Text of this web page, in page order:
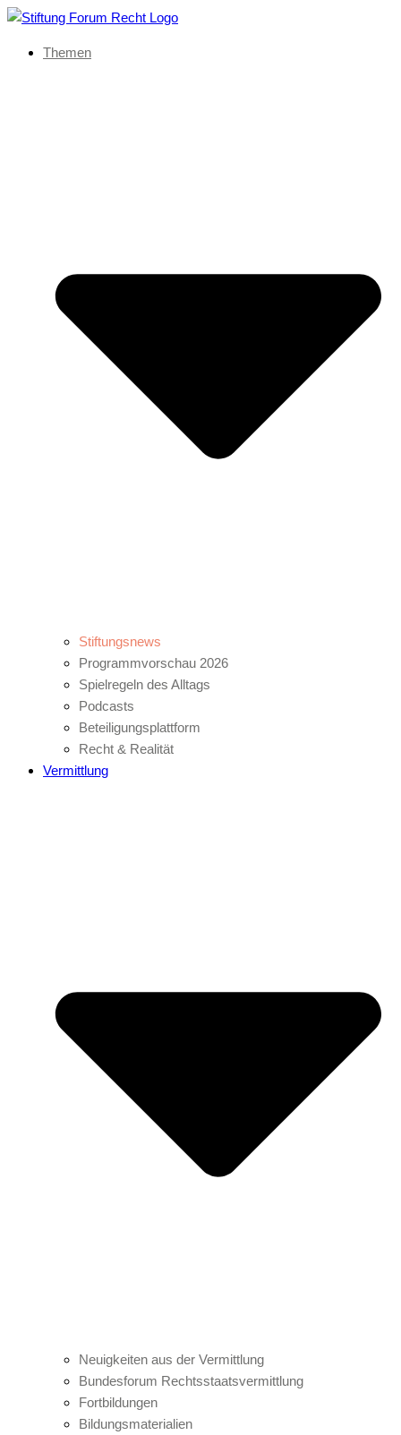
Themen
Stiftungsnews
Programmvorschau 2026
Spielregeln des Alltags
Podcasts
Beteiligungsplattform
Recht & Realität
Vermittlung
Neuigkeiten aus der Vermittlung
Bundesforum Rechtsstaatsvermittlung
Fortbildungen
Bildungsmaterialien